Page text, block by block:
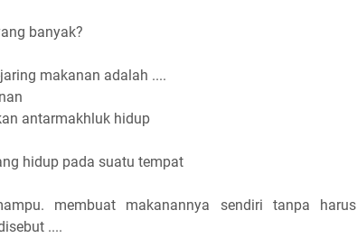
banyak?
makanan adalah ....
antarmakhluk hidup
hidup pada suatu tempat
membuat makanannya sendiri tanpa harus
....